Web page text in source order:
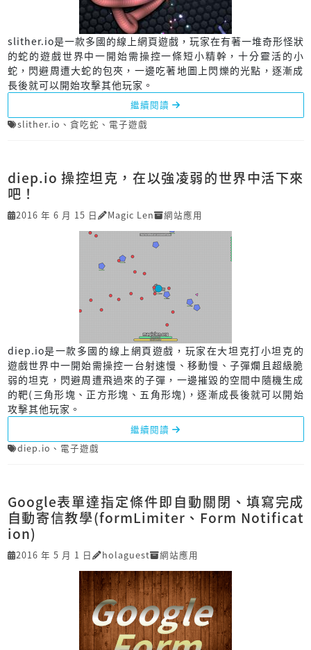
slither.io是一款多國的線上網頁遊戲，玩家在有著一堆奇形怪狀
的蛇的遊戲世界中一開始需操控一條短小精幹，十分靈活的小
蛇，閃避周遭大蛇的包夾，一邊吃著地圖上閃爍的光點，逐漸成
長後就可以開始攻擊其他玩家。
繼續閱讀
slither.io 、 貪吃蛇 、 電子遊戲
diep.io 操控坦克，在以強凌弱的世界中活下來
吧！
2016 年 6 月 15 日 Magic Len 網站應用
diep.io是一款多國的線上網頁遊戲，玩家在大坦克打小坦克的
遊戲世界中一開始需操控一台射速慢、移動慢、子彈爛且超級脆
弱的坦克，閃避周遭飛過來的子彈，一邊摧毀的空間中隨機生成
的靶(三角形塊、正方形塊、五角形塊)，逐漸成長後就可以開始
攻擊其他玩家。
繼續閱讀
diep.io 、 電子遊戲
Google表單達指定條件即自動關閉、填寫完成
自動寄信教學(formLimiter、Form Notificat
ion)
2016 年 5 月 1 日 holaguest 網站應用